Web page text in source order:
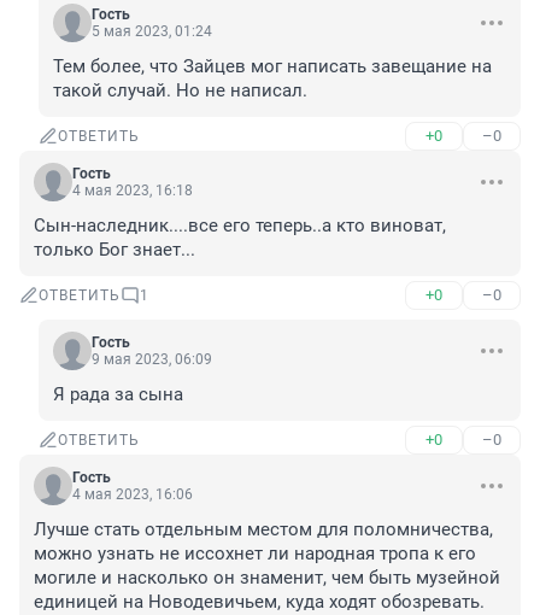
Гость
5 мая 2023, 01:24
Тем более, что Зайцев мог написать завещание на
такой случай. Но не написал.
ОТВЕТИТЬ +0 –0
Гость
4 мая 2023, 16:18
Сын-наследник....все его теперь..а кто виноват,
только Бог знает...
ОТВЕТИТЬ 1 +0 –0
Гость
9 мая 2023, 06:09
Я рада за сына
ОТВЕТИТЬ +0 –0
Гость
4 мая 2023, 16:06
Лучше стать отдельным местом для поломничества,
можно узнать не иссохнет ли народная тропа к его
могиле и насколько он знаменит, чем быть музейной
единицей на Новодевичьем, куда ходят обозревать.